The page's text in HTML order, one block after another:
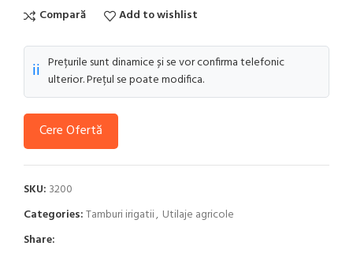
Compară Add to wishlist
ℹ️ Prețurile sunt dinamice și se vor confirma telefonic
ulterior. Prețul se poate modifica.
Cere Ofertă
SKU: 3200
Categories:Tamburi irigatii, Utilaje agricole
Share: